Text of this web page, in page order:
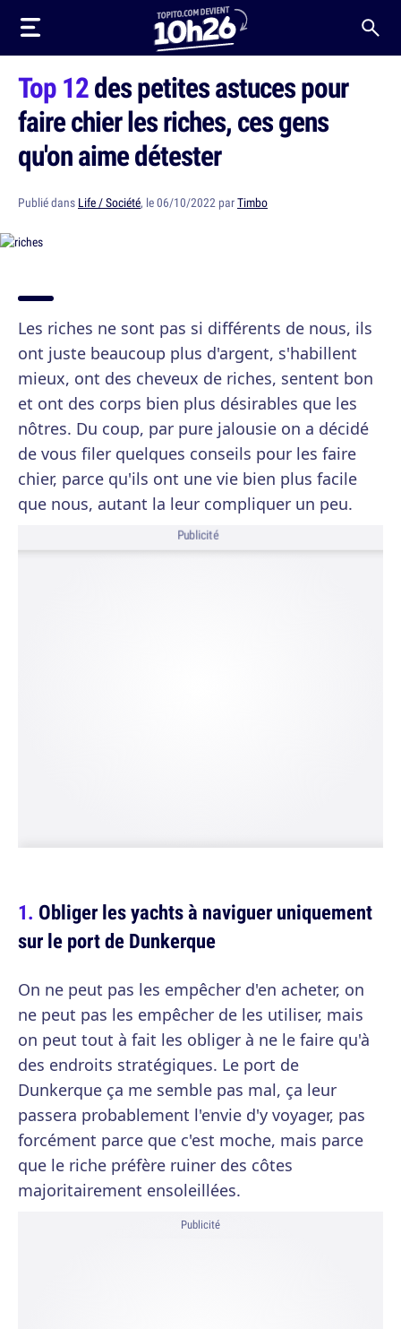
Top 12des petites astuces pour
faire chier les riches, ces gens
qu'on aime détester
Publié dans Life / Société, le 06/10/2022 parTimbo
Les riches ne sont pas si différents de nous, ils
ont juste beaucoup plus d'argent, s'habillent
mieux, ont des cheveux de riches, sentent bon
et ont des corps bien plus désirables que les
nôtres. Du coup, par pure jalousie on a décidé
de vous filer quelques conseils pour les faire
chier, parce qu'ils ont une vie bien plus facile
que nous, autant la leur compliquer un peu.
Publicité
Obliger les yachts à naviguer uniquement
sur le port de Dunkerque
On ne peut pas les empêcher d'en acheter, on
ne peut pas les empêcher de les utiliser, mais
on peut tout à fait les obliger à ne le faire qu'à
des endroits stratégiques. Le port de
Dunkerque ça me semble pas mal, ça leur
passera probablement l'envie d'y voyager, pas
forcément parce que c'est moche, mais parce
que le riche préfère ruiner des côtes
majoritairement ensoleillées.
Publicité